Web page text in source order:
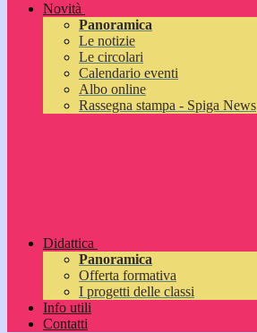
Novità
Panoramica
Le notizie
Le circolari
Calendario eventi
Albo online
Rassegna stampa - Spiga News
Didattica
Panoramica
Offerta formativa
I progetti delle classi
Info utili
Contatti